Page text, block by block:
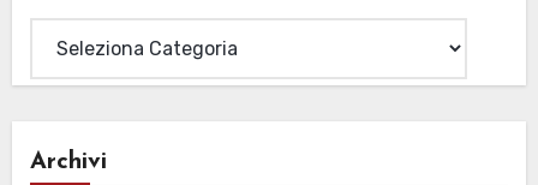
Archivi